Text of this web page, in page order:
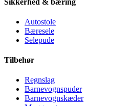
Autostole
Bæresele
Selepude
Tilbehør
Regnslag
Barnevognspuder
Barnevognskæder